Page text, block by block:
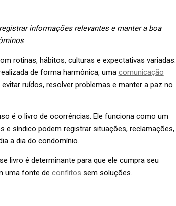
informações relevantes e manter a boa
rotinas, hábitos, culturas e expectativas variadas:
de forma harmônica, uma comunicação
ruídos, resolver problemas e manter a paz no
é o livro de ocorrências. Ele funciona como um
e síndico podem registrar situações, reclamações,
a dia do condomínio.
livro é determinante para que ele cumpra seu
uma fonte de conflitos sem soluções.